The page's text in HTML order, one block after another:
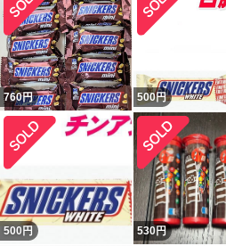
760円 500円
500 円 530円